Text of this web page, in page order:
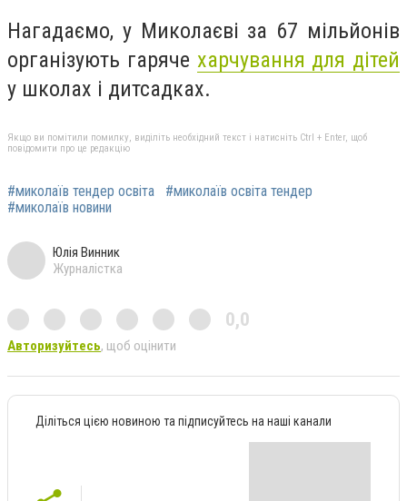
Нагадаємо, у Миколаєві за 67 мільйонів
організують гаряче харчування для дітей
у школах і дитсадках.
Якщо ви помітили помилку, виділіть необхідний текст і натисніть Ctrl + Enter, щоб
повідомити про це редакцію
#миколаїв тендер освіта
#миколаїв освіта тендер
#миколаїв новини
Юлія Винник
Журналістка
0,0
Авторизуйтесь, щоб оцінити
Діліться цією новиною та підписуйтесь на наші канали